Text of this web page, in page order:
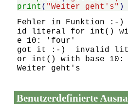
print ( "Weiter geht's" )
Fehler in Funktion :-
id literal for int()
e 10: 'four'
got it :-)  invalid
or int() with base
Benutzerdefinierte